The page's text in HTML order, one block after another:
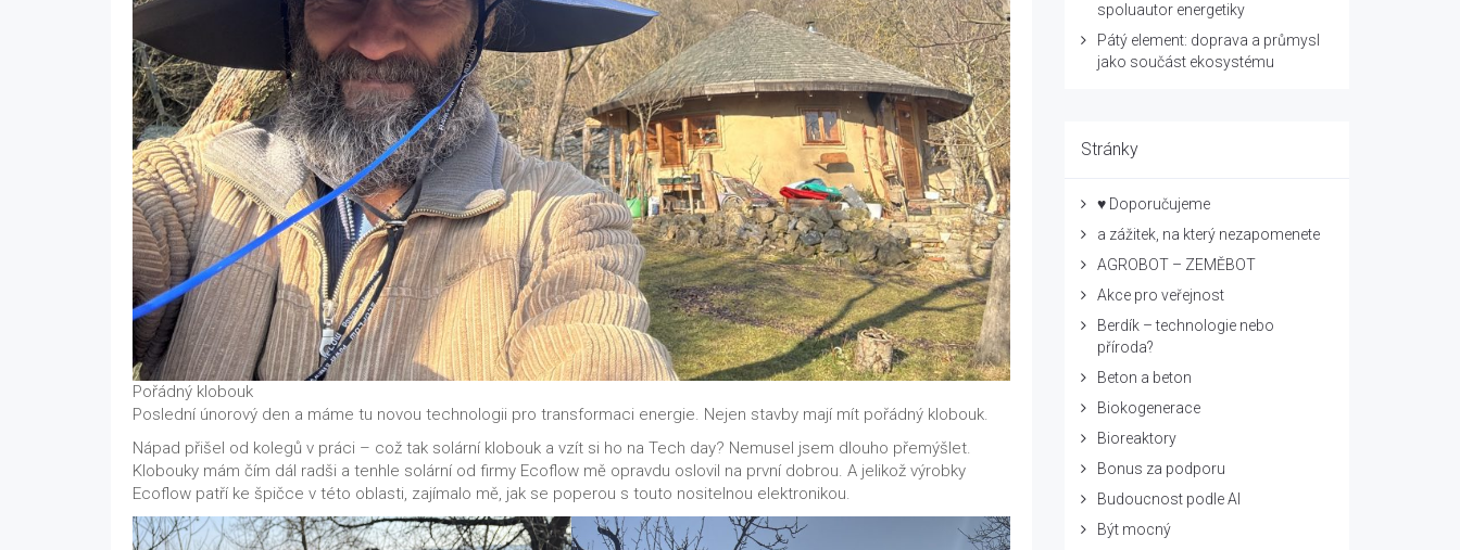
Pořádný klobouk
Poslední únorový den a máme tu novou technologii pro transformaci energie. Nejen stavby mají mít pořádný klobouk.
Nápad přišel od kolegů v práci – což tak solární klobouk a vzít si ho na Tech day? Nemusel jsem dlouho přemýšlet.
Klobouky mám čím dál radši a tenhle solární od firmy Ecoflow mě opravdu oslovil na první dobrou. A jelikož výrobky
Ecoflow patří ke špičce v této oblasti, zajímalo mě, jak se poperou s touto nositelnou elektronikou.
spoluautor energetiky
Pátý element: doprava a průmysl
jako součást ekosystému
Stránky
♥ Doporučujeme
a zážitek, na který nezapomenete
AGROBOT – ZEMĚBOT
Akce pro veřejnost
Berdík – technologie nebo
příroda?
Beton a beton
Biokogenerace
Bioreaktory
Bonus za podporu
Budoucnost podle AI
Být mocný